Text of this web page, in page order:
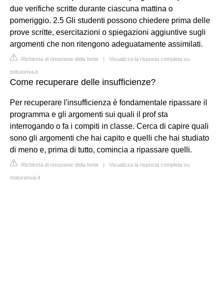
due verifiche scritte durante ciascuna mattina o
pomeriggio. 2.5 Gli studenti possono chiedere prima delle
prove scritte, esercitazioni o spiegazioni aggiuntive sugli
argomenti che non ritengono adeguatamente assimilati.
Richiesta di rimozione della fonte | Visualizza la risposta completa su
istitutoriva.it
Come recuperare delle insufficienze?
Per recuperare l'insufficienza è fondamentale ripassare il
programma e gli argomenti sui quali il prof sta
interrogando o fa i compiti in classe. Cerca di capire quali
sono gli argomenti che hai capito e quelli che hai studiato
di meno e, prima di tutto, comincia a ripassare quelli.
Richiesta di rimozione della fonte | Visualizza la risposta completa su
maturansia.it